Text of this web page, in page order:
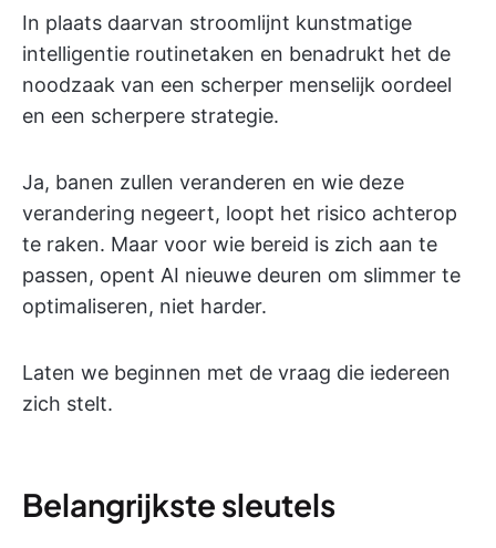
In plaats daarvan stroomlijnt kunstmatige
intelligentie routinetaken en benadrukt het de
noodzaak van een scherper menselijk oordeel
en een scherpere strategie.
Ja, banen zullen veranderen en wie deze
verandering negeert, loopt het risico achterop
te raken. Maar voor wie bereid is zich aan te
passen, opent AI nieuwe deuren om slimmer te
optimaliseren, niet harder.
Laten we beginnen met de vraag die iedereen
zich stelt.
Belangrijkste sleutels